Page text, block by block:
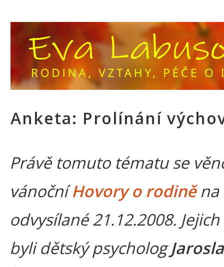
Anketa: Prolínání
Právě tomuto tématu se
vánočníHovory o rodiněna
odvysílané 21.12.2008.
byli dětský psycholog